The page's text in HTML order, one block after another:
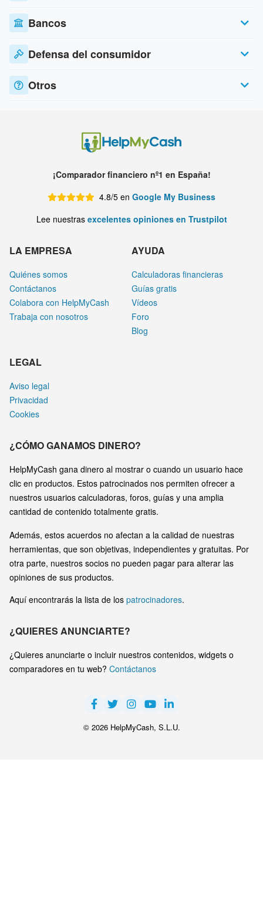
Bancos
Defensa del consumidor
Otros
¡Comparador financiero nº1 en España!
4.8/5 en Google My Business
Lee nuestras excelentes opiniones en Trustpilot
LA EMPRESA
Quiénes somos
Contáctanos
Colabora con HelpMyCash
Trabaja con nosotros
AYUDA
Calculadoras financieras
Guías gratis
Vídeos
Foro
Blog
LEGAL
Aviso legal
Privacidad
Cookies
¿CÓMO GANAMOS DINERO?
HelpMyCash gana dinero al mostrar o cuando un usuario hace
clic en productos. Estos patrocinados nos permiten ofrecer a
nuestros usuarios calculadoras, foros, guías y una amplia
cantidad de contenido totalmente gratis.
Además, estos acuerdos no afectan a la calidad de nuestras
herramientas, que son objetivas, independientes y gratuitas. Por
otra parte, nuestros socios no pueden pagar para alterar las
opiniones de sus productos.
Aquí encontrarás la lista de los patrocinadores.
¿QUIERES ANUNCIARTE?
¿Quieres anunciarte o incluir nuestros contenidos, widgets o
comparadores en tu web? Contáctanos
© 2026 HelpMyCash, S.L.U.